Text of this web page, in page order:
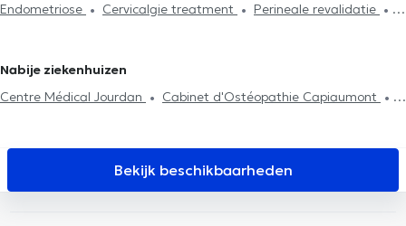
Kinesisten in Lessines
Kinesisten in Huy
revalidatie
Abdominale revalidatie Post-operatie
Hernias
Endometriose
Cervicalgie treatment
Perineale revalidatie
Nabije ziekenhuizen
Centre Médical Jourdan
Cabinet d'Ostéopathie Capiaumont
Dental Plan Skin Medical Laser
consultation A (p) Prendre Racines
Couples and Family (Co-
Bekijk beschikbaarheden